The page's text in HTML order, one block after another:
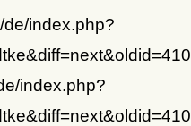
index.php?
index.php?